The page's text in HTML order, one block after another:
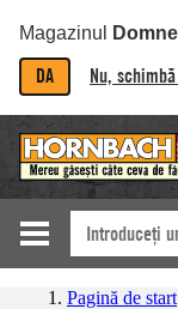
Magazinul
DA Nu,
Pagină de start